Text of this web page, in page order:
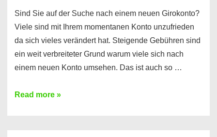
Sind Sie auf der Suche nach einem neuen Girokonto?
Viele sind mit Ihrem momentanen Konto unzufrieden
da sich vieles verändert hat. Steigende Gebühren sind
ein weit verbreiteter Grund warum viele sich nach
einem neuen Konto umsehen. Das ist auch so …
Konto
Read more »